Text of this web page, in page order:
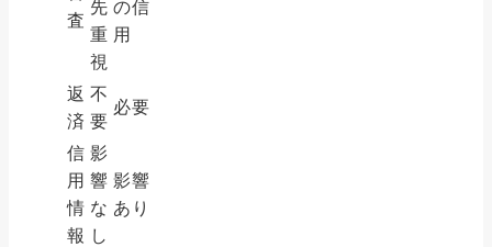
査
先
重
視
の信
用
返
済
不
要
必要
信
用
情
報
影
響
な
し
影響
あり